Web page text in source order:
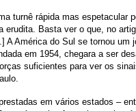
turnê rápida mas
Basta ver o que, no
América do Sul se tornou
em 1954, chegara a ser
suficientes para ver os
em vários estados –